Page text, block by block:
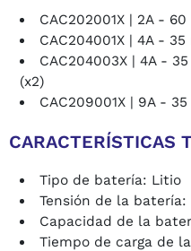
CAC202001X | 2A -
CAC204001X | 4A -
CAC204003X | 4A -
(x2)
CAC209001X | 9A -
CARACTERÍSTICAS
Tipo de batería: Litio
Tensión de la batería:
Capacidad de la
Tiempo de carga de